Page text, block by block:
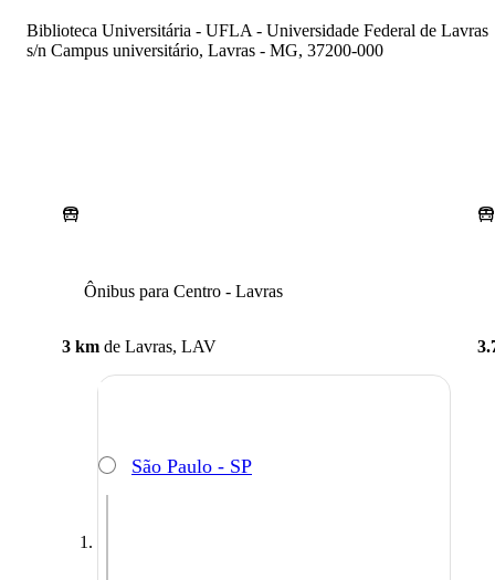
Biblioteca Universitária - UFLA - Universidade Federal de Lavras
s/n Campus universitário, Lavras - MG, 37200-000
Ônibus para Centro - Lavras
3 km de Lavras, LAV
São Paulo - SP